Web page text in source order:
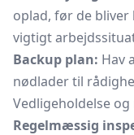
oplad, før de
vigtigt
Backup plan: Hav
nødlader til
Vedligeholdelse
Regelmæssig